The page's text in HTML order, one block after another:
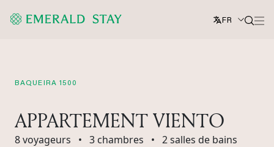
FR
BAQUEIRA 1500
APPARTEMENT VIENTO
8 voyageurs • 3 chambres • 2 salles de bains